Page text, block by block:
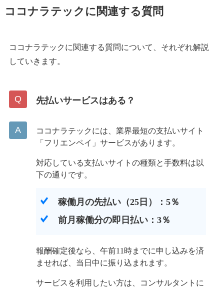
ココナラテックに関連する質問
ココナラテックに関連する質問について、それぞれ解説
していきます。
先払いサービスはある？
ココナラテックには、業界最短の支払いサイト
「フリエンペイ」サービスがあります。
対応している支払いサイトの種類と手数料は以
下の通りです。
稼働月の先払い（25日）：5％
前月稼働分の即日払い：3％
報酬確定後なら、午前11時までに申し込みを済
ませれば、当日中に振り込まれます。
サービスを利用したい方は、コンサルタントに